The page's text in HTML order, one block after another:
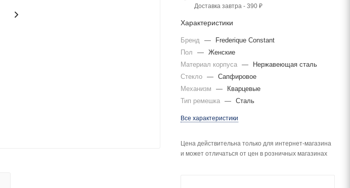
Доставка завтра - 390 ₽
Характеристики
Бренд —
Frederique Constant
Пол
— Женские
Материал корпуса —
Нержавеющая сталь
Стекло — Сапфировое
Механизм
—
Кварцевые
Тип ремешка — Сталь
Все характеристики
Цена действительна только для интернет-магазина
и может отличаться от цен в розничных магазинах